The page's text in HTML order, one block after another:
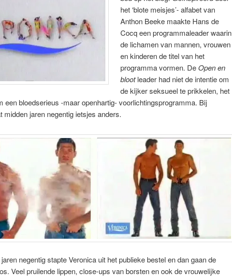
het ‘blote meisjes’- alfabet van
Anthon Beeke maakte Hans de
Cocq een programmaleader waarin
de lichamen van mannen, vrouwen
en kinderen de titel van het
programma vormen. De Open en
blootleader had niet de intentie om
de kijker seksueel te prikkelen, het
een bloedserieus -maar openhartig- voorlichtingsprogramma. Bij
midden jaren negentig ietsjes anders.
negentig stapte Veronica uit het publieke bestel en dan gaan de
Veel pruilende lippen, close-ups van borsten en ook de vrouwelijke